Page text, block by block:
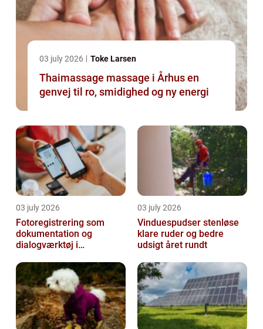
03 july 2026 Toke Larsen
Thaimassage massage i Århus en
genvej til ro, smidighed og ny energi
03 july 2026
Fotoregistrering som
dokumentation og
dialogværktøj i
03 july 2026
Vinduespudser stenløse
klare ruder og bedre
udsigt året rundt